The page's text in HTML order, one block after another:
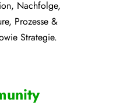
Nachfolge,
Prozesse &
Strategie.